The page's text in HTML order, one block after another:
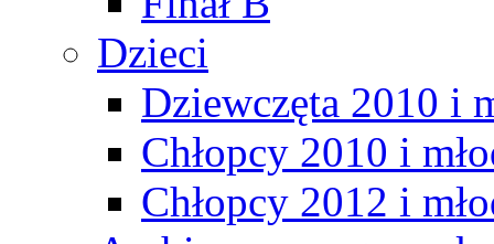
Dzieci
Dziewczęta 2010 i
Chłopcy 2010 i
Chłopcy 2012 i